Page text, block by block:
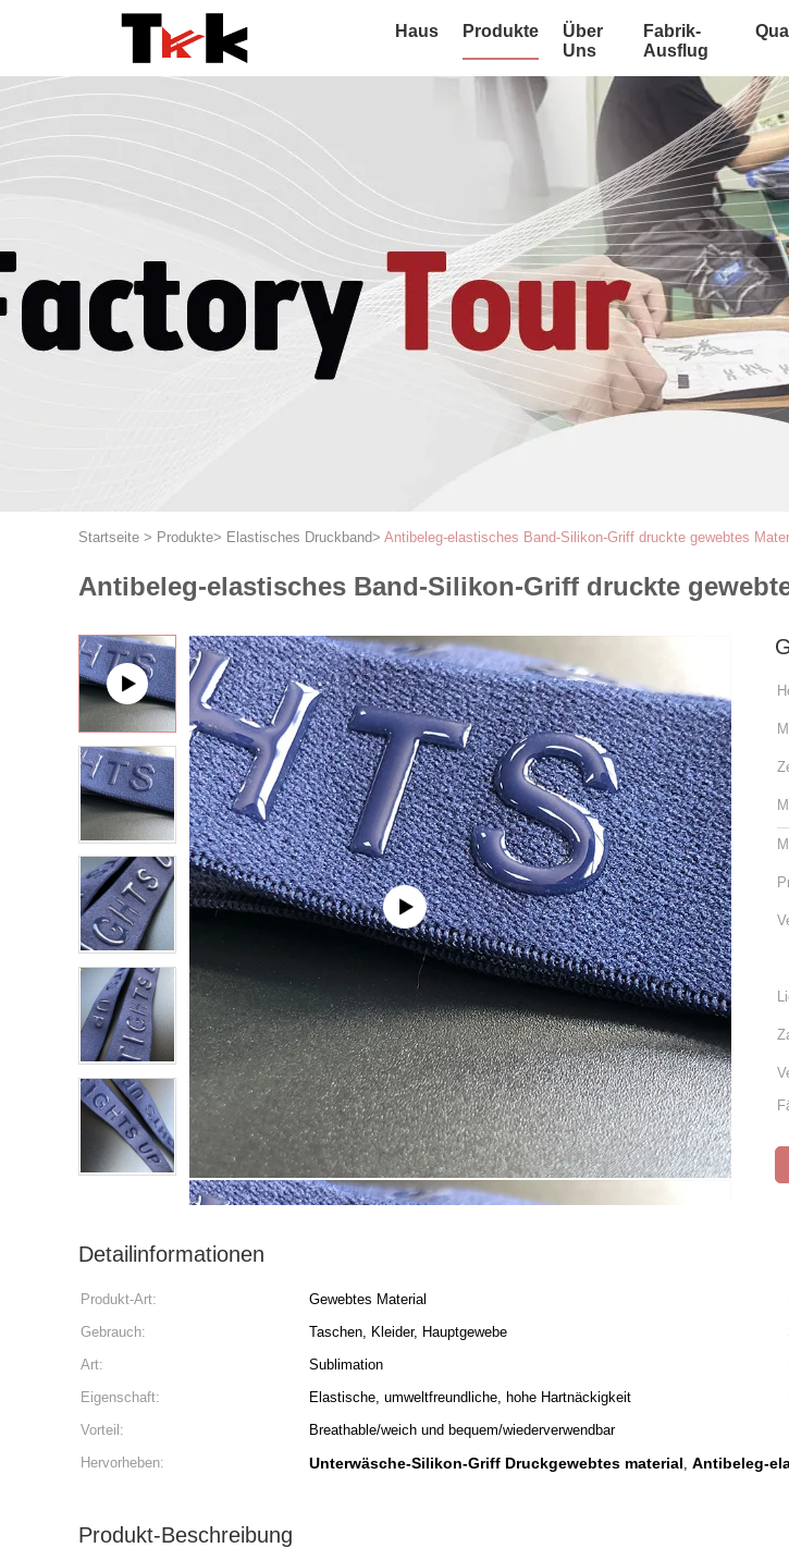
Haus Produkte
Über
Uns
Fabrik-
Ausflug
Startseite > Produkte> Elastisches Druckband> Antibeleg-elastisches Band-Silikon-Griff druckte gewebtes
Antibeleg-elastisches Band-Silikon-Griff druckte
Detailinformationen
Produkt-Art: Gewebtes Material
Gebrauch:
Taschen, Kleider, Hauptgewebe
Art:
Sublimation
Eigenschaft:
Elastische, umweltfreundliche, hohe Hartnäckigkeit
Vorteil:
Breathable/weich und bequem/wiederverwendbar
Hervorheben:
Unterwäsche-Silikon-Griff Druckgewebtes material, Antibeleg-
Produkt-Beschreibung